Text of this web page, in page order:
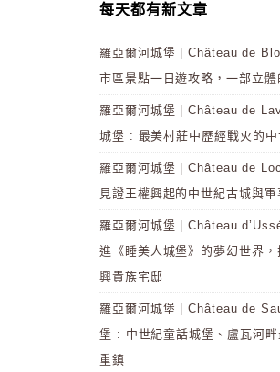
每天都有新文章
羅亞爾河城堡 | Château de
市區景點一日遊攻略，一部立體
羅亞爾河城堡 | Château de
城堡 : 最美村莊中歷經戰火的
羅亞爾河城堡 | Château de
見證王權興起的中世紀古城與軍
羅亞爾河城堡 | Château
進《睡美人城堡》的夢幻世界
興貴族宅邸
羅亞爾河城堡 | Château de
堡 : 中世紀童話城堡、盧瓦河
重鎮